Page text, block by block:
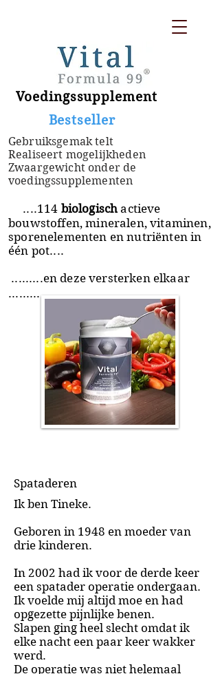
Voedingssupplement
​ Bestseller
Gebruiksgemak telt
Realiseert mogelijkheden
Zwaargewicht onder de
voedingssupplementen
....114 biologischactieve
bouwstoffen, mineralen, vitaminen,
sporenelementen en nutriënten in
één pot....
.........en deze versterken elkaar
.........
Spataderen
Ik ben Tineke.
Geboren in 1948 en moeder van
drie kinderen.
In 2002 had ik voor de derde keer
een spatader operatie ondergaan.
Ik voelde mij altijd moe en had
opgezette pijnlijke benen.
Slapen ging heel slecht omdat ik
elke nacht een paar keer wakker
werd.
De operatie was niet helemaal